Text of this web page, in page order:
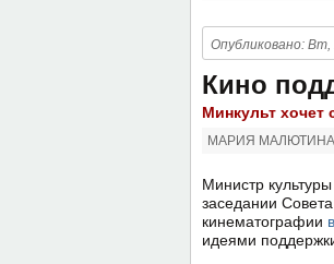
Опубликовано:
Кино
Минкульт хочет
МАРИЯ МАЛЮТИНА
Министр
заседании
кинематографии
идеями